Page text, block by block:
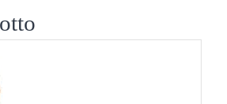
otto